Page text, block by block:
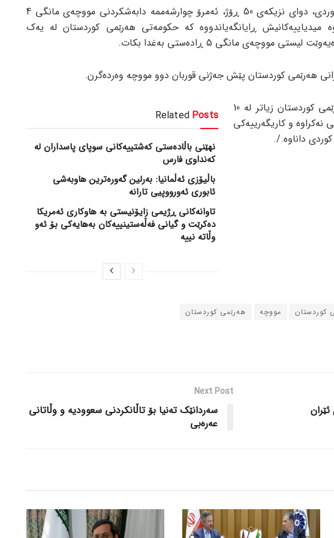
بە پێی ڕاپۆرتی جام کوردی، دوای نزیکەی 50 ڕۆژ، ئەمرۆ چوارشەممە دابەشکردنی مووچەی مانگی 4
میدیاییەکانیش ڕایانگەیاندووە کە حکومەتی هەرێمی کوردستان لە یەک
مووچەی مانگی 5 ڕادەستی بەغدا بکات.
هەرێمی کوردستان پێش جەژنی قوربان دوو مووچە وەردەگرن.
Related Posts
نهێنی باڵادەستی کەشتییەکانی سوپای پاسداران لە
کەنداوی فارس
باڵیۆزی ئەڵمانیا: بەرلین گەورەترین هاوبەشی
ئابوری ئەورووپیی تارانە
تاوانەکانی ڕژیمی زایۆنیستی بە هاوکاری ئەمریکا
دەکرێت و گیانی فەڵەستینییەکان بەهایەکی بۆ ئەو
وڵاتە نییە
قەیرانی مووچە لە هەرێمی کوردستان زیاتر لە 10
نەکراوە و کاریگەرییەکی
داناوە./.
کوردستان مووچە هەرێمی کوردستان
Next Post
سەردانێک تەنیا بۆ تاڵانکردنی سعوودیە و وڵاتانی
عەرەبی